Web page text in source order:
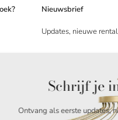
Schrijf je
Ontvang als eerste updates,
Nieuwsbrief
Updates, nieuwe